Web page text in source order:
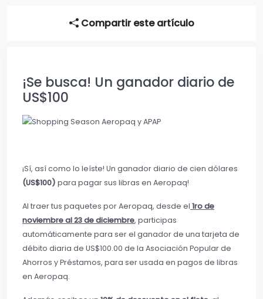
Compartir este artículo
¡Se busca! Un ganador diario de
US$100
¡Sí, así como lo leíste! Un ganador diario de cien dólares
(US$100) para pagar sus libras en Aeropaq!
Al traer tus paquetes por Aeropaq, desde el 1ro de
noviembre al 23 de diciembre, participas
automáticamente para ser el ganador de una tarjeta de
débito diaria de US$100.00 de la Asociación Popular de
Ahorros y Préstamos, para ser usada en pagos de libras
en Aeropaq.